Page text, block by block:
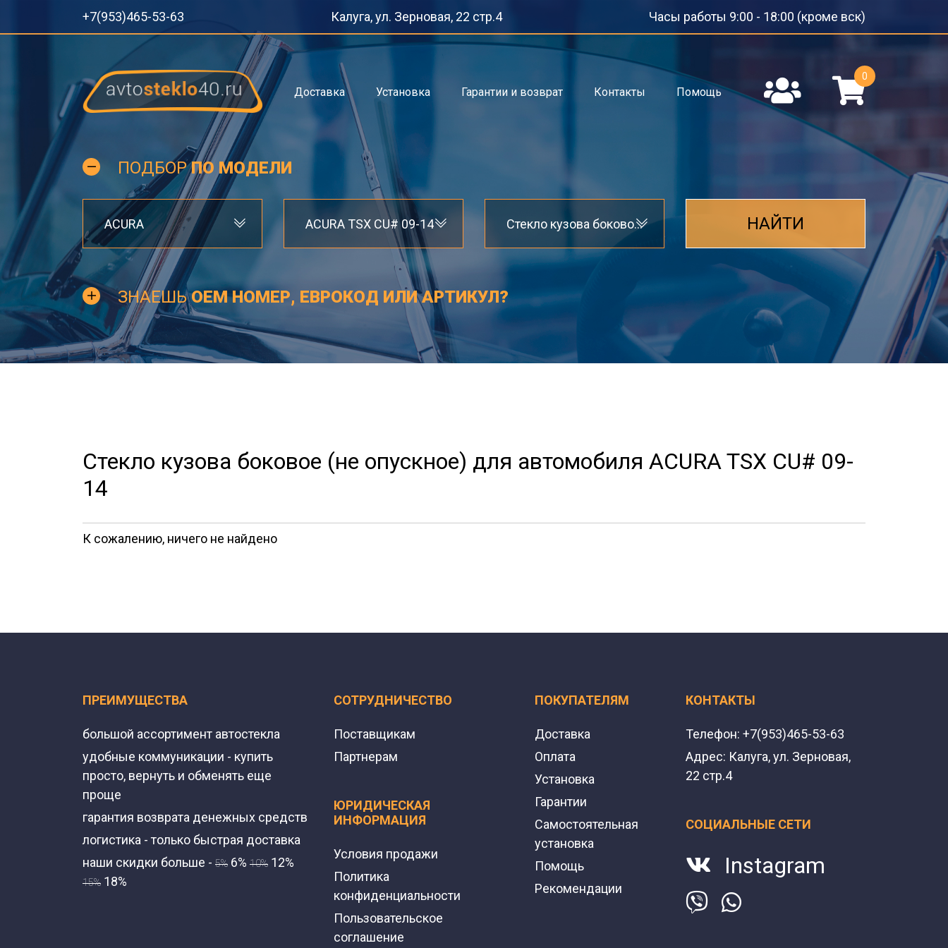
+7(953)465-53-63 Калуга, ул. Зерновая, 22 стр.4 Часы работы 9:00 - 18:00 (кроме вск)
Доставка Установка Гарантии и возврат Контакты Помощь
0
ПОДБОРПО МОДЕЛИ
ACURA ACURA TSX CU# 09-14 Стекло кузова боковое (не опускное) НАЙТИ
ЗНАЕШЬOEM НОМЕР, ЕВРОКОД ИЛИ АРТИКУЛ?
Стекло кузова боковое (не опускное) для автомобиля ACURA TSX CU# 09-
14
К сожалению, ничего не найдено
ПРЕИМУЩЕСТВА
большой ассортимент автостекла
удобные коммуникации - купить
просто, вернуть и обменять еще
проще
гарантия возврата денежных средств
логистика - только быстрая доставка
наши скидки больше - 5% 6% 10% 12%
15% 18%
СОТРУДНИЧЕСТВО
Поставщикам
Партнерам
ЮРИДИЧЕСКАЯ
ИНФОРМАЦИЯ
Условия продажи
Политика
конфиденциальности
Пользовательское
соглашение
ПОКУПАТЕЛЯМ
Доставка
Оплата
Установка
Гарантии
Самостоятельная
установка
Помощь
Рекомендации
КОНТАКТЫ
Телефон: +7(953)465-53-63
Адрес: Калуга, ул. Зерновая,
22 стр.4
СОЦИАЛЬНЫЕ СЕТИ
Instagram